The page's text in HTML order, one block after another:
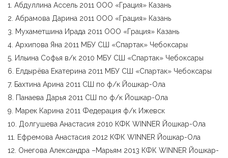
1. Абдуллина Ассель 2011 ООО «Грация» Казань
2. Абрамова Дарина 2011 ООО «Грация» Казань
3. Мухаметшина Ирада 2011 ООО «Грация» Казань
4. Архипова Яна 2011 МБУ СШ «Спартак» Чебоксары
5. Ильина Софья в/к 2010 МБУ СШ «Спартак» Чебоксары
6. Елдырёва Екатерина 2011 МБУ СШ «Спартак» Чебоксары
7. Бахтина Арина 2011 СШ по ф/к Йошкар-Ола
8. Панаева Дарья 2011 СШ по ф/к Йошкар-Ола
9. Марек Карина 2011 Федерация ф/к Ижевск
10. Долгушева Анастасия 2010 КФК WINNER Йошкар-Ола
11. Ефремова Анастасия 2012 КФК WINNER Йошкар-Ола
12. Онегова Александра –Марьям 2013 КФК WINNER Йошкар-